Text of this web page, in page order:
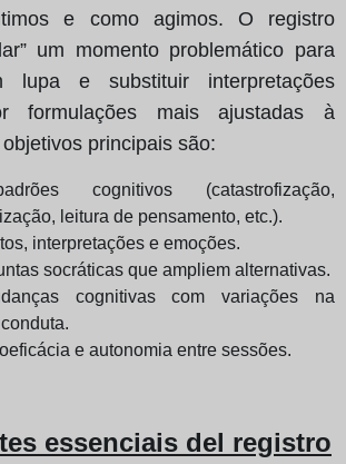
e como agimos. O registro
um momento problemático para
lupa e substituir interpretações
formulações mais ajustadas à
principais são:
cognitivos (catastrofização,
leitura de pensamento, etc.).
interpretações e emoções.
socráticas que ampliem alternativas.
cognitivas com variações na
e autonomia entre sessões.
essenciais del registro